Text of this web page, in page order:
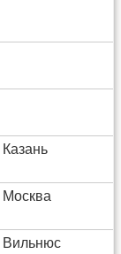
Казань
Москва
Вильнюс